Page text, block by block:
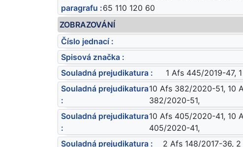
paragrafu :65 110 120 60
ZOBRAZOVÁNÍ
Číslo jednací :
Spisová značka :
Souladná prejudikatura :
1 Afs 445/2019-47,
Souladná prejudikatura
:
10 Afs 382/2020-51, 10
382/2020-51,
Souladná prejudikatura
:
10 Afs 405/2020-41, 10
405/2020-41,
Souladná prejudikatura :
2 Afs 148/2017-36,